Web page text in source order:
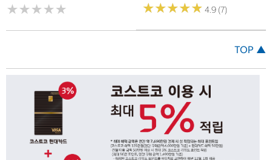
★★★★★
★★★★★ ★★★★★
★★★★★ 4.9 (7)
TOP ▲